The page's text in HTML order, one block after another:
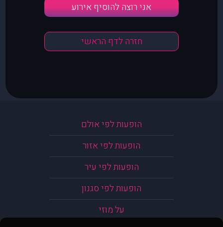
אני רוצה להוסיף אירוע
חזרה לדף הראשי
הופעות לפי אולם
הופעות לפי אזור
הופעות לפי עיר
הופעות לפי סגנון
על מוזי